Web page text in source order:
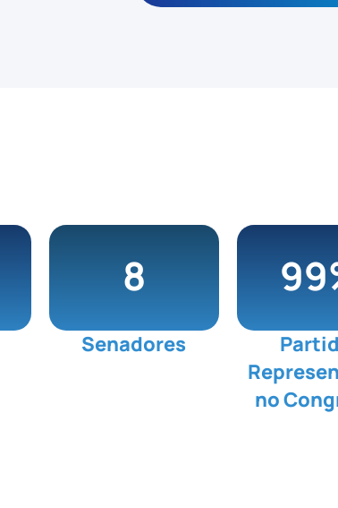
9
Senadores
100
no